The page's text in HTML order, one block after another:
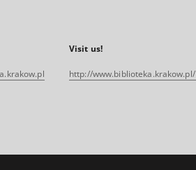
Visit us!
http://www.biblioteka.krakow.pl/